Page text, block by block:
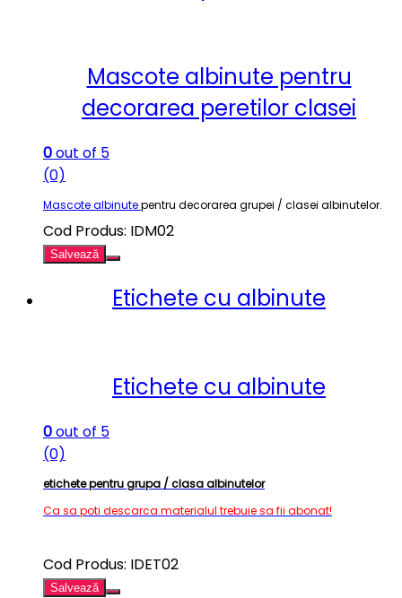
Mascote albinute pentru
decorarea peretilor clasei
0out of 5
(0)
Mascote albinutepentru decorarea grupei / clasei albinutelor.
Cod Produs: IDM02
Salvează
Etichete cu albinute
Etichete cu albinute
0out of 5
(0)
etichete pentru grupa / clasa albinutelor
Ca sa poti descarca materialul trebuie sa fii abonat!
Cod Produs: IDET02
Salvează